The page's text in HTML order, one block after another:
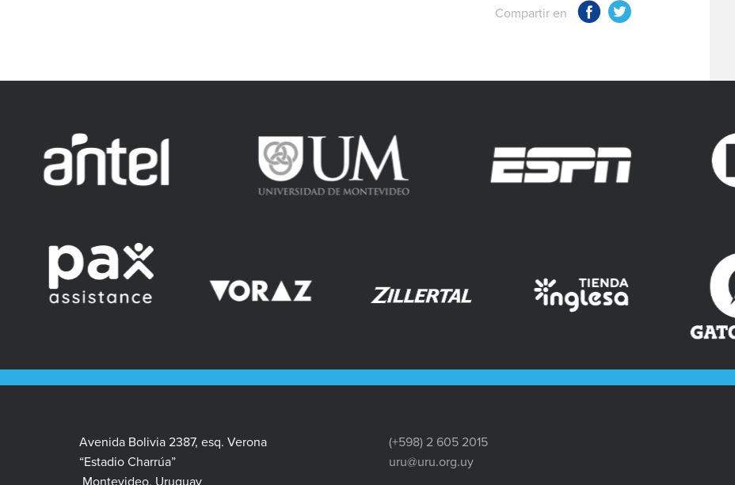
Compartir en
Avenida Bolivia 2387, esq. Verona
“Estadio Charrúa”
(+598) 2 605 2015
uru@uru.org.uy